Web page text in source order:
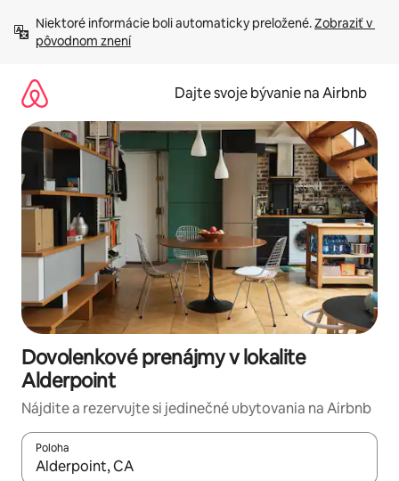
obsah.
Niektoré informácie boli automaticky preložené. Zobraziť v
pôvodnom znení
Dajte svoje bývanie na Airbnb
Dovolenkové prenájmy v lokalite
Alderpoint
Nájdite a rezervujte si jedinečné ubytovania na Airbnb
Poloha
Keď budú výsledky k dispozícii, môžete si ich prechádzať